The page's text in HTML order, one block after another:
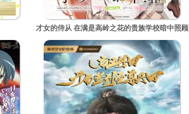
更新至05集
才女的侍从 在满是高岭之花的贵族学校暗中照顾